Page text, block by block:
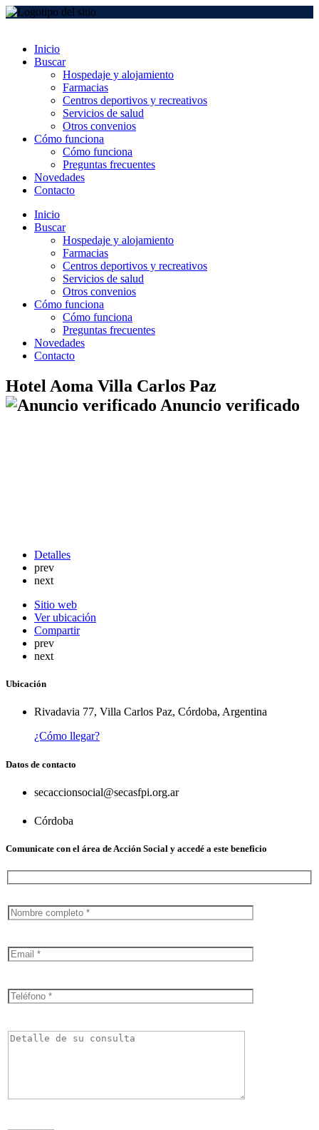
Inicio
Buscar
Hospedaje y alojamiento
Farmacias
Centros deportivos y recreativos
Servicios de salud
Otros convenios
Cómo funciona
Cómo funciona
Preguntas frecuentes
Novedades
Contacto
Inicio
Buscar
Hospedaje y alojamiento
Farmacias
Centros deportivos y recreativos
Servicios de salud
Otros convenios
Cómo funciona
Cómo funciona
Preguntas frecuentes
Novedades
Contacto
Hotel Aoma Villa Carlos Paz
Anuncio verificado
Detalles
prev
next
Sitio web
Ver ubicación
Compartir
prev
next
Ubicación
Rivadavia 77, Villa Carlos Paz, Córdoba, Argentina
¿Cómo llegar?
Datos de contacto
secaccionsocial@secasfpi.org.ar
Córdoba
Comunicate con el área de Acción Social y accedé a este beneficio